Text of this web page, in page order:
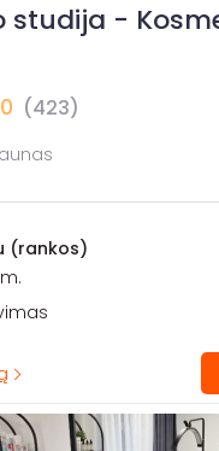
studija -
(423)
(rankos)